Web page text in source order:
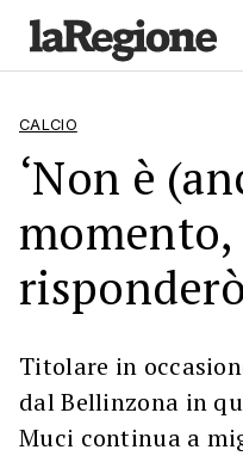
CALCIO
‘Non è
momento,
Titolare in
dal Bellinzona in
Muci continua a